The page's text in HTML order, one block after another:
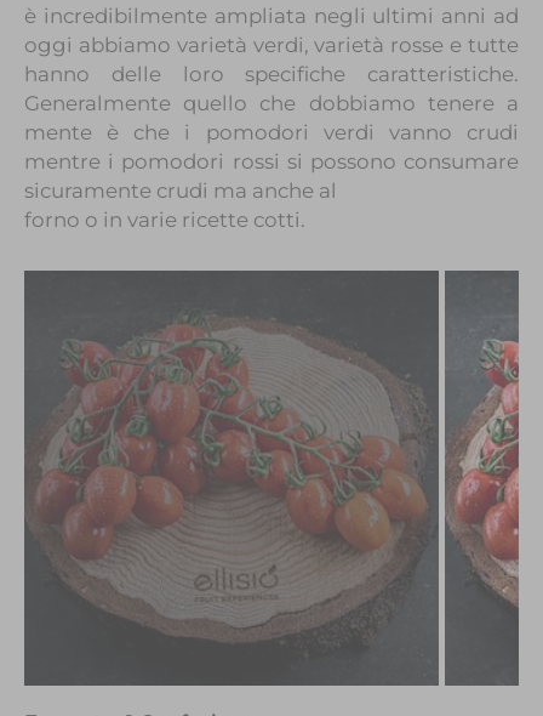
è incredibilmente ampliata negli ultimi anni ad
oggi abbiamo varietà verdi, varietà rosse e tutte
hanno delle loro specifiche caratteristiche.
Generalmente quello che dobbiamo tenere a
mente è che i pomodori verdi vanno crudi
mentre i pomodori rossi si possono consumare
sicuramente crudi ma anche al
forno o in varie ricette cotti.